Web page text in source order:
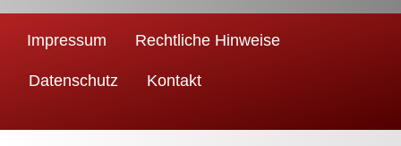
Impressum Rechtliche Hinweise
Datenschutz Kontakt